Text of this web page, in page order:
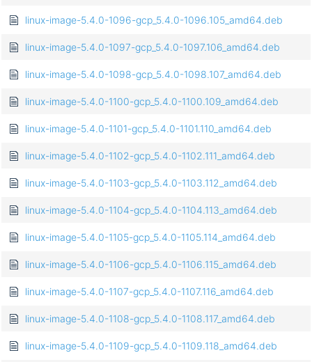
linux-image-5.4.0-1096-gcp_5.4.0-1096.105_amd64.deb
linux-image-5.4.0-1097-gcp_5.4.0-1097.106_amd64.deb
linux-image-5.4.0-1098-gcp_5.4.0-1098.107_amd64.deb
linux-image-5.4.0-1100-gcp_5.4.0-1100.109_amd64.deb
linux-image-5.4.0-1101-gcp_5.4.0-1101.110_amd64.deb
linux-image-5.4.0-1102-gcp_5.4.0-1102.111_amd64.deb
linux-image-5.4.0-1103-gcp_5.4.0-1103.112_amd64.deb
linux-image-5.4.0-1104-gcp_5.4.0-1104.113_amd64.deb
linux-image-5.4.0-1105-gcp_5.4.0-1105.114_amd64.deb
linux-image-5.4.0-1106-gcp_5.4.0-1106.115_amd64.deb
linux-image-5.4.0-1107-gcp_5.4.0-1107.116_amd64.deb
linux-image-5.4.0-1108-gcp_5.4.0-1108.117_amd64.deb
linux-image-5.4.0-1109-gcp_5.4.0-1109.118_amd64.deb